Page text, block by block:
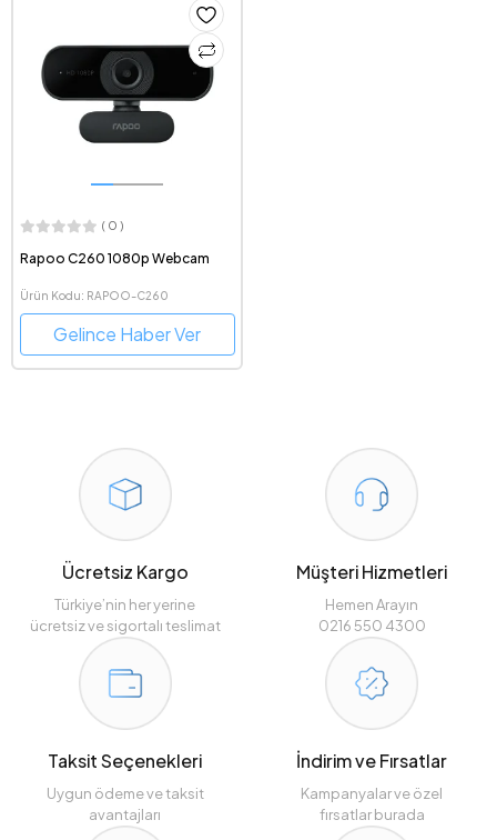
( 0 )
Rapoo C260 1080p Webcam
Ürün Kodu: RAPOO-C260
Gelince Haber Ver
Ücretsiz Kargo
Türkiye’nin her yerine
ücretsiz ve sigortalı teslimat
Müşteri Hizmetleri
Hemen Arayın
0216 550 4300
Taksit Seçenekleri
Uygun ödeme ve taksit
avantajları
İndirim ve Fırsatlar
Kampanyalar ve özel
fırsatlar burada